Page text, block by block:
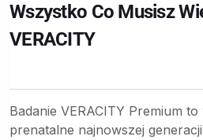
Wszystko Co Musisz
VERACITY
Badanie VERACITY Premium
prenatalne najnowszej